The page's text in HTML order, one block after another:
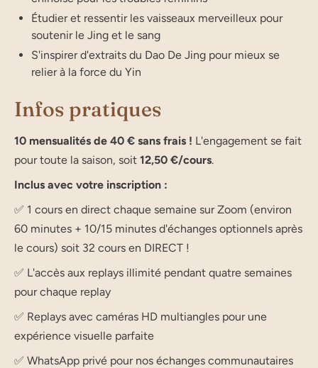
Étudier et ressentir les vaisseaux merveilleux pour
soutenir le Jing et le sang
S'inspirer d'extraits du Dao De Jing pour mieux se
relier à la force du Yin
Infos pratiques
10 mensualités de 40 € sans frais ! L'engagement se fait
pour toute la saison, soit 12,50 €/cours.
Inclus avec votre inscription :
✅ 1 cours en direct chaque semaine sur Zoom (environ
60 minutes + 10/15 minutes d'échanges optionnels après
le cours) soit 32 cours en DIRECT !
✅ L'accès aux replays illimité pendant quatre semaines
pour chaque replay
✅ Replays avec caméras HD multiangles pour une
expérience visuelle parfaite
✅ WhatsApp privé pour nos échanges communautaires